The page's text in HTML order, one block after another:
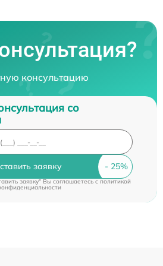
консультацию
со
заявку
заявку" Вы соглашаетесь c политикой